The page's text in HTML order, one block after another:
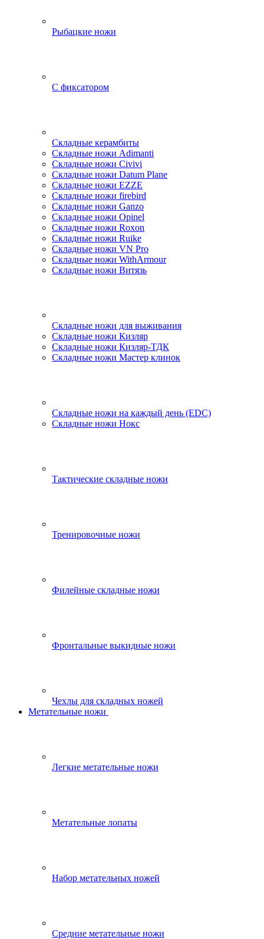
Рыбацкие ножи
С фиксатором
Складные керамбиты
Складные ножи Adimanti
Складные ножи Civivi
Складные ножи Datum Plane
Складные ножи EZZE
Складные ножи firebird
Складные ножи Ganzo
Складные ножи Opinel
Складные ножи Roxon
Складные ножи Ruike
Складные ножи VN Pro
Складные ножи WithArmour
Складные ножи Витязь
Складные ножи для выживания
Складные ножи Кизляр
Складные ножи Кизляр-ТДК
Складные ножи Мастер клинок
Складные ножи на каждый день (EDC)
Складные ножи Нокс
Тактические складные ножи
Тренировочные ножи
Филейные складные ножи
Фронтальные выкидные ножи
Чехлы для складных ножей
Метательные ножи
Легкие метательные ножи
Метательные лопаты
Набор метательных ножей
Средние метательные ножи